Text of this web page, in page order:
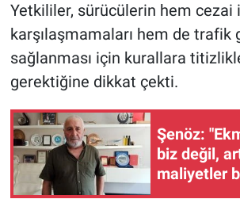
Yetkililer, sürücülerin hem cezai
karşılaşmamaları hem de trafik
sağlanması için kurallara
gerektiğine dikkat çekti.
Şenöz:
biz değil,
maliyetler